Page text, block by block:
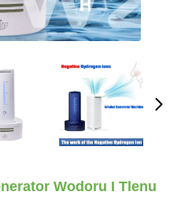
Wodoru I Tlenu